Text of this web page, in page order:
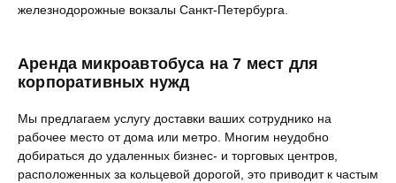
железнодорожные вокзалы Санкт-Петербурга.
Аренда микроавтобуса на 7 мест для
корпоративных нужд
Мы предлагаем услугу доставки ваших сотруднико на
рабочее место от дома или метро. Многим неудобно
добираться до удаленных бизнес- и торговых центров,
расположенных за кольцевой дорогой, это приводит к частым